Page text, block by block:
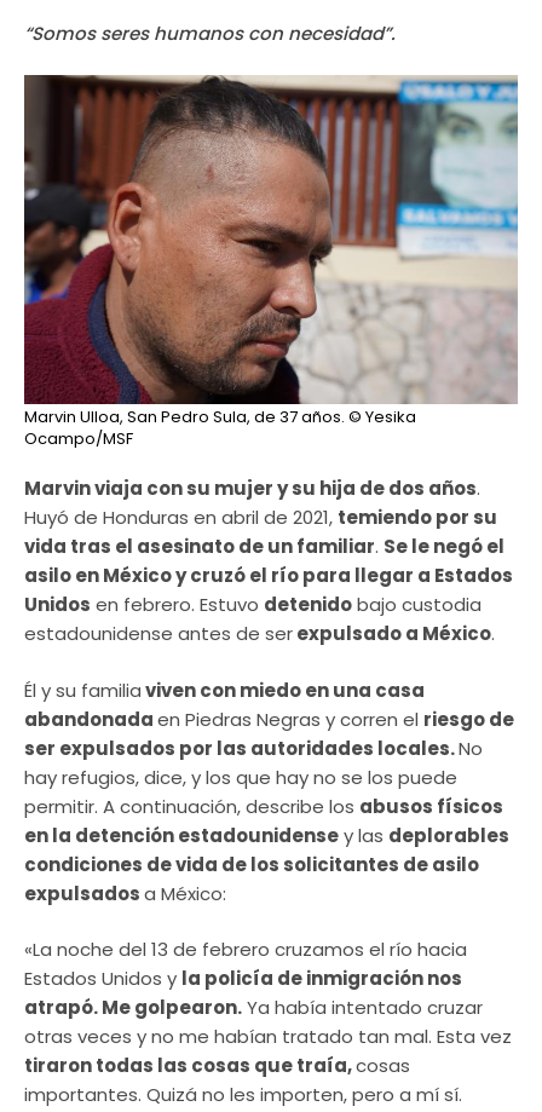
“Somos seres humanos con necesidad”.
Marvin Ulloa, San Pedro Sula, de 37 años. © Yesika
Ocampo/MSF
Marvin viaja con su mujer y su hija de dos años.
Huyó de Honduras en abril de 2021, temiendo por su
vida tras el asesinato de un familiar. Se le negó el
asilo en México y cruzó el río para llegar a Estados
Unidos en febrero. Estuvo detenidobajo custodia
estadounidense antes de serexpulsado a México.
Él y su familiaviven con miedo en una casa
abandonadaen Piedras Negras y corren el riesgo de
ser expulsados por las autoridades locales.No
hay refugios, dice, y los que hay no se los puede
permitir. A continuación, describe los abusos físicos
en la detención estadounidensey las deplorables
condiciones de vida de los solicitantes de asilo
expulsadosa México:
«La noche del 13 de febrero cruzamos el río hacia
Estados Unidos y la policía de inmigración nos
atrapó. Me golpearon.Ya había intentado cruzar
otras veces y no me habían tratado tan mal. Esta vez
tiraron todas las cosas que traía,cosas
importantes. Quizá no les importen, pero a mí sí.